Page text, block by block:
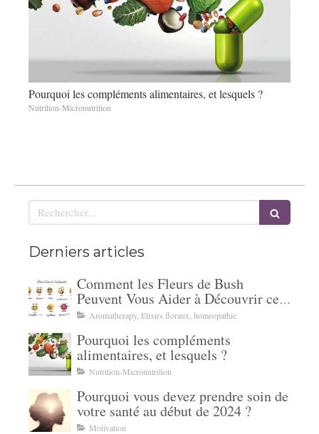
Pourquoi les compléments alimentaires, et lesquels ?
Nutrition-Micronutrition
Rechercher
Derniers articles
Comment les Fleurs de Bush
Peuvent Vous Aider à Découvrir ce
Qui Vous Retient Vraiment
Aromatherapy, Elixirs floraux, homeopathie
Pourquoi les compléments
alimentaires, et lesquels ?
Nutrition-Micronutrition
Pourquoi vous devez prendre soin de
votre santé au début de 2024 ?
Motivation